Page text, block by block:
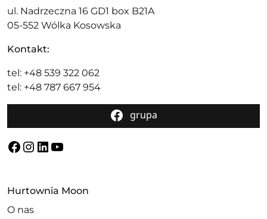
ul. Nadrzeczna 16 GD1 box B21A
05-552 Wólka Kosowska
Kontakt:
tel: +48 539 322 062
tel: +48 787 667 954
grupa
Facebook
Instagram
LinkedIn
YouTube
Hurtownia Moon
O nas